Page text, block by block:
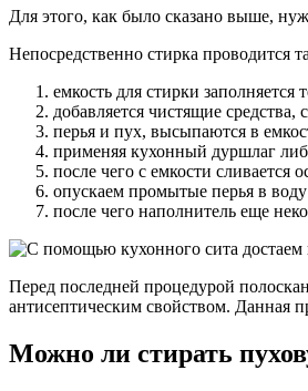
Для этого, как было сказано выше,
Непосредственно стирка проводится
емкость для стирки заполняется
добавляется чистящие
перья и пух, высыпаются в
применяя кухонный дуршлаг
после чего с емкости сливается
опускаем промытые перья в
после чего наполнитель еще
Перед последней процедурой
антисептическим свойством. Данная
Можно ли стирать